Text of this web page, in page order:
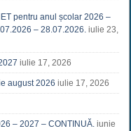
pentru anul școlar 2026 –
– 28.07.2026. iulie 23,
iulie 17, 2026
august 2026 iulie 17, 2026
– 2027 – CONTINUĂ. iunie